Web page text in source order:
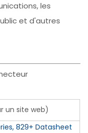
les
et d'autres
un site web)
829+ Datasheet